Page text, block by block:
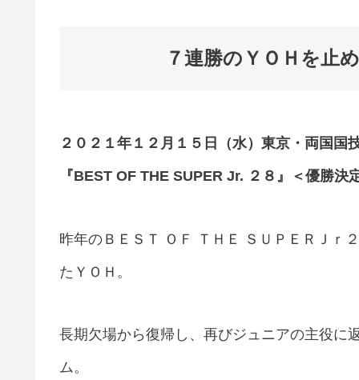
７連勝のＹＯＨを止
２０２１年１２月１５日（水）東京・両国国
『BEST OF THE SUPER Jr. ２８』＜優勝決
昨年のＢＥＳＴ ＯＦ ＴＨＥ ＳＵＰＥＲＪｒ
たＹＯＨ。
長期欠場から復帰し、再びジュニアの主役に
ム。